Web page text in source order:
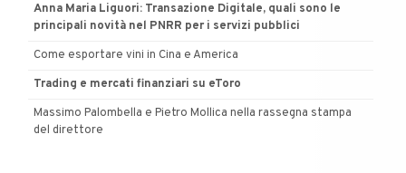
Anna Maria Liguori: Transazione Digitale, quali sono le
principali novità nel PNRR per i servizi pubblici
Come esportare vini in Cina e America
Trading e mercati finanziari su eToro
Massimo Palombella e Pietro Mollica nella rassegna stampa
del direttore